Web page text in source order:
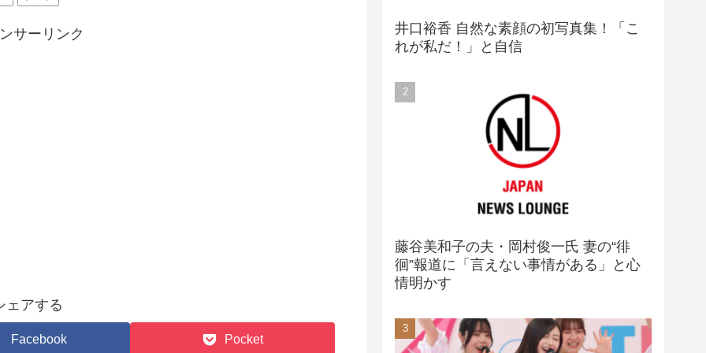
サーリンク
ェアする
Facebook Pocket
井口裕香 自然な素顔の初写真集！「こ
れが私だ！」と自信
藤谷美和子の夫・岡村俊一氏 妻の“徘
徊”報道に「言えない事情がある」と心
情明かす